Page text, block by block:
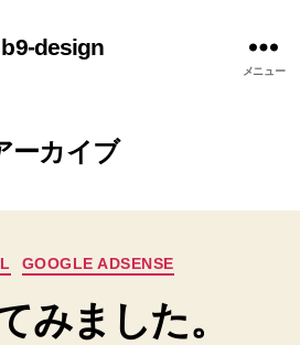
b9-design
メニュー
ーカイブ
カ
ゴ
リ
GOOGLE ADSENSE
みました。